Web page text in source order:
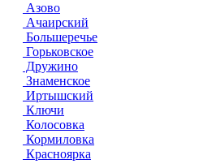
Азово
Ачаирский
Большеречье
Горьковское
Дружино
Знаменское
Иртышский
Ключи
Колосовка
Кормиловка
Красноярка